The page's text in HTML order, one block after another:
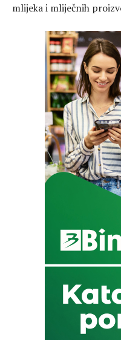
mlijeka i mliječnih